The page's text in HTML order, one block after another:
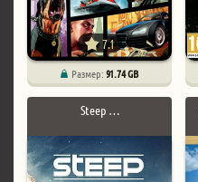
7.1
Размер:91.74 GB
Steep …